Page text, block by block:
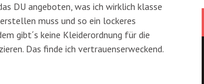
DU angeboten, was ich wirklich klasse
muss und so ein lockeres
gibt´s keine Kleiderordnung für die
Das finde ich vertrauenserweckend.